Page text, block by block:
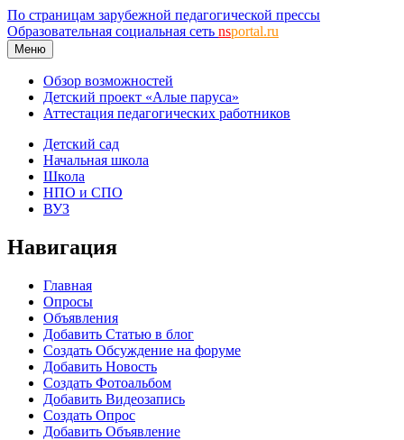
По страницам зарубежной педагогической прессы
Образовательная социальная сеть nsportal.ru
Меню
Обзор возможностей
Детский проект «Алые паруса»
Аттестация педагогических работников
Детский сад
Начальная школа
Школа
НПО и СПО
ВУЗ
Навигация
Главная
Опросы
Объявления
Добавить Статью в блог
Создать Обсуждение на форуме
Добавить Новость
Создать Фотоальбом
Добавить Видеозапись
Создать Опрос
Добавить Объявление